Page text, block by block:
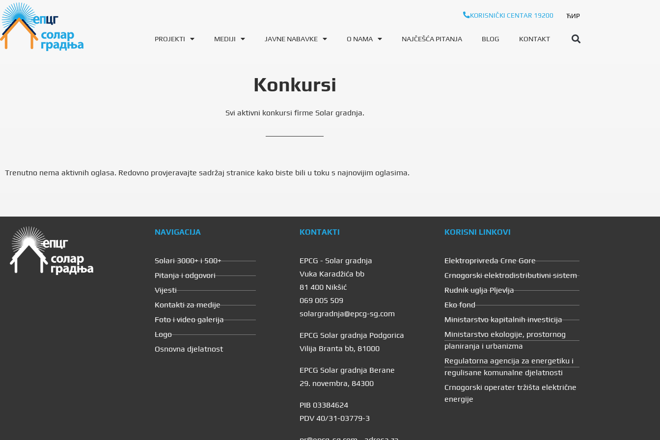
KORISNIČKI CENTAR 19200 ЋИР
PROJEKTI MEDIJI JAVNE NABAVKE O NAMA NAJČEŠĆA PITANJA BLOG KONTAKT
Konkursi
Svi aktivni konkursi firme Solar gradnja.
Trenutno nema aktivnih oglasa. Redovno provjeravajte sadržaj stranice kako biste bili u toku s najnovijim oglasima.
NAVIGACIJA
Solari 3000+ i 500+
Pitanja i odgovori
Vijesti
Kontakti za medije
Foto i video galerija
Logo
Osnovna djelatnost
KONTAKTI
EPCG - Solar gradnja
Vuka Karadžića bb
81 400 Nikšić
069 005 509
solargradnja@epcg-sg.com
EPCG Solar gradnja Podgorica
Vilija Branta bb, 81000
EPCG Solar gradnja Berane
29. novembra, 84300
PIB 03384624
PDV 40/31-03779-3
KORISNI LINKOVI
Elektroprivreda Crne Gore
Crnogorski elektrodistributivni sistem
Rudnik uglja Pljevlja
Eko fond
Ministarstvo kapitalnih investicija
Ministarstvo ekologije, prostornog
planiranja i urbanizma
Regulatorna agencija za energetiku i
regulisane komunalne djelatnosti
Crnogorski operater tržišta električne
energije